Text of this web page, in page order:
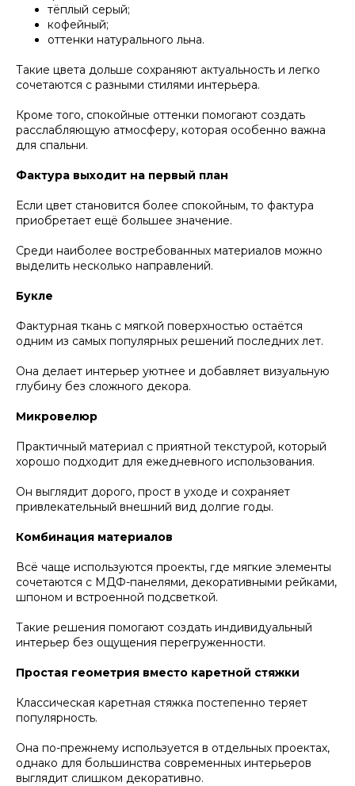
тёплый серый;
кофейный;
оттенки натурального льна.
Такие цвета дольше сохраняют актуальность и легко
сочетаются с разными стилями интерьера.
Кроме того, спокойные оттенки помогают создать
расслабляющую атмосферу, которая особенно важна
для спальни.
Фактура выходит на первый план
Если цвет становится более спокойным, то фактура
приобретает ещё большее значение.
Среди наиболее востребованных материалов можно
выделить несколько направлений.
Букле
Фактурная ткань с мягкой поверхностью остаётся
одним из самых популярных решений последних лет.
Она делает интерьер уютнее и добавляет визуальную
глубину без сложного декора.
Микровелюр
Практичный материал с приятной текстурой, который
хорошо подходит для ежедневного использования.
Он выглядит дорого, прост в уходе и сохраняет
привлекательный внешний вид долгие годы.
Комбинация материалов
Всё чаще используются проекты, где мягкие элементы
сочетаются с МДФ-панелями, декоративными рейками,
шпоном и встроенной подсветкой.
Такие решения помогают создать индивидуальный
интерьер без ощущения перегруженности.
Простая геометрия вместо каретной стяжки
Классическая каретная стяжка постепенно теряет
популярность.
Она по-прежнему используется в отдельных проектах,
однако для большинства современных интерьеров
выглядит слишком декоративно.